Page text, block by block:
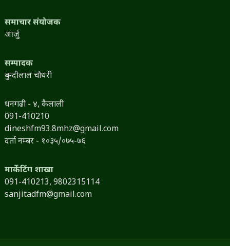
समाचार संयोजक
आर्जु
सम्पादक
बुन्दीलाल चौधरी
धनगढी - ४, कैलाली
091-410210
dineshfm93.8mhz@gmail.com
दर्ता नम्बर - १०३५/०७५-७६
मार्केटिंग शाखा
091-410213, 9802315114
sanjitadfm@gmail.com